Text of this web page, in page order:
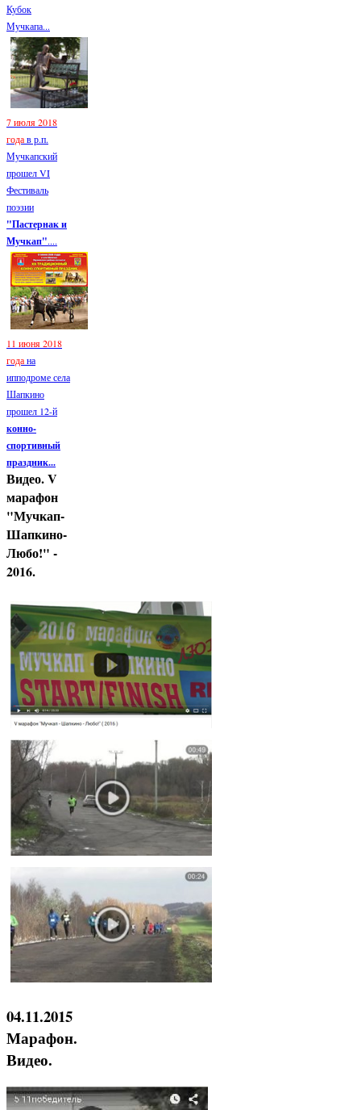
Кубок
Мучкапа...
7 июля 2018
годав р.п.
Мучкапский
прошел VI
Фестиваль
поэзии
"Пастернак и
Мучкап"....
11 июня 2018
годана
ипподроме села
Шапкино
прошел 12-й
конно-
спортивный
праздник...
Видео. V
марафон
"Мучкап-
Шапкино-
Любо!" -
2016.
04.11.2015
Марафон.
Видео.